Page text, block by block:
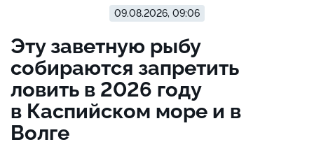
09.08.2026, 09:06
Эту заветную рыбу
собираются запретить
ловить в 2026 году
в Каспийском море и в
Волге